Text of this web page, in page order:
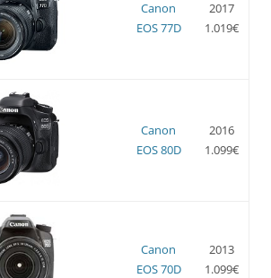
Canon
EOS 77D
2017
1.019€
Canon
EOS 80D
2016
1.099€
Canon
EOS 70D
2013
1.099€